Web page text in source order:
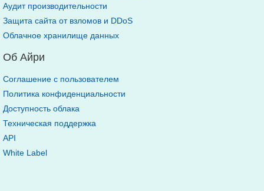
Аудит производительности
Защита сайта от взломов и DDoS
Облачное хранилище данных
Об Айри
Соглашение с пользователем
Политика конфиденциальности
Доступность облака
Техническая поддержка
API
White Label